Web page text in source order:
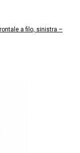
a filo, sinistra –